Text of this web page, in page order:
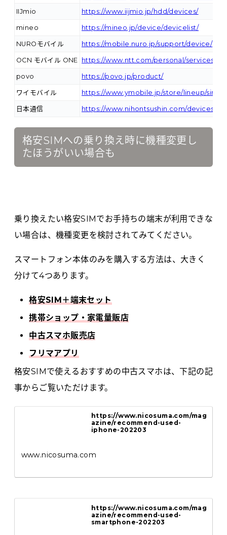
IIJmio https://www.iijmio.jp/hdd/devices/
mineo https://mineo.jp/device/devicelist/
NUROモバイル https://mobile.nuro.jp/support/device/
OCN モバイル ONE https://www.ntt.com/personal/services/
povo https://povo.jp/product/
ワイモバイル https://www.ymobile.jp/store/lineup/
日本通信 https://www.nihontsushin.com/devices/
格安SIMへの乗り換え時に機種変更し
たほうがいい場合も
乗り換えたい格安SIMでお手持ちの端末が利用できな
い場合は、機種変更を検討されてみてください。
スマートフォン本体のみを購入する方法は、大きく
分けて4つあります。
格安SIM＋端末セット
携帯ショップ・家電量販店
中古スマホ販売店
フリマアプリ
格安SIMで使えるおすすめの中古スマホは、下記の記
事からご覧いただけます。
https://www.nicosuma.com/mag
azine/recommend-used-
iphone-202203
www.nicosuma.com
https://www.nicosuma.com/mag
azine/recommend-used-
smartphone-202203